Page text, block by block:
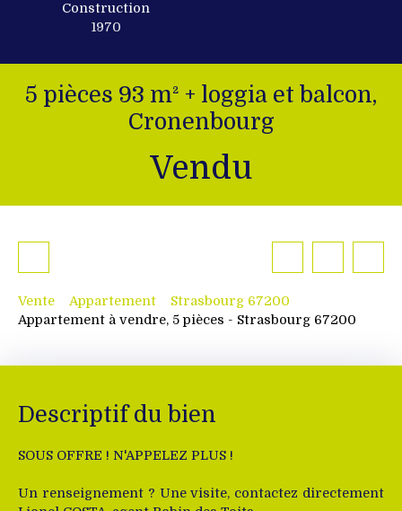
Construction
1970
5 pièces 93 m² + loggia et balcon,
Cronenbourg
Vendu
Vente Appartement
Strasbourg 67200
Appartement à vendre, 5 pièces - Strasbourg 67200
Descriptif du bien
SOUS OFFRE ! N'APPELEZ PLUS !
Un renseignement ? Une visite, contactez directement